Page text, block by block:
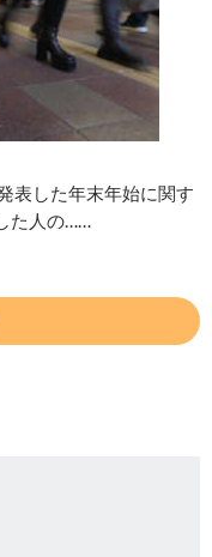
表した年末年始に関す
た人の……